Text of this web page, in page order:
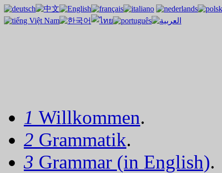
1 Willkommen.
2 Grammatik.
3 Grammar (in English).